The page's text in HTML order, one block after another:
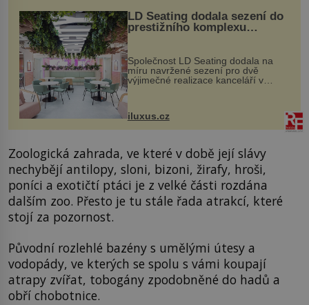
LD Seating dodala sezení do
prestižního komplexu
MediaCityUK v Salfordu
Společnost LD Seating dodala na
míru navržené sezení pro dvě
výjimečné realizace kanceláří v
areálu MediaCityUK v anglickém
budov Media...
iluxus.cz
Zoologická zahrada, ve které v době její slávy
nechybějí antilopy, sloni, bizoni, žirafy, hroši,
poníci a exotičtí ptáci je z velké části rozdána
dalším zoo. Přesto je tu stále řada atrakcí, které
stojí za pozornost.
Původní rozlehlé bazény s umělými útesy a
vodopády, ve kterých se spolu s vámi koupají
atrapy zvířat, tobogány zpodobněné do hadů a
obří chobotnice.